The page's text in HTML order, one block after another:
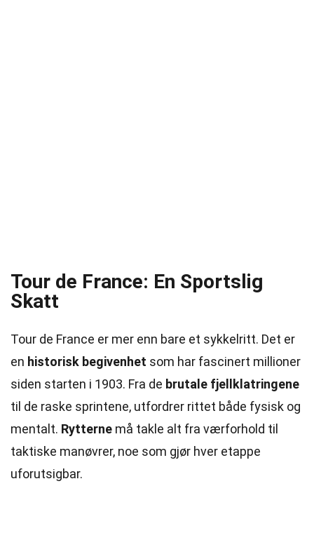
Tour de France: En Sportslig
Skatt
Tour de France er mer enn bare et sykkelritt. Det er
en historisk begivenhet som har fascinert millioner
siden starten i 1903. Fra de brutale fjellklatringene
til de raske sprintene, utfordrer rittet både fysisk og
mentalt. Rytterne må takle alt fra værforhold til
taktiske manøvrer, noe som gjør hver etappe
uforutsigbar.